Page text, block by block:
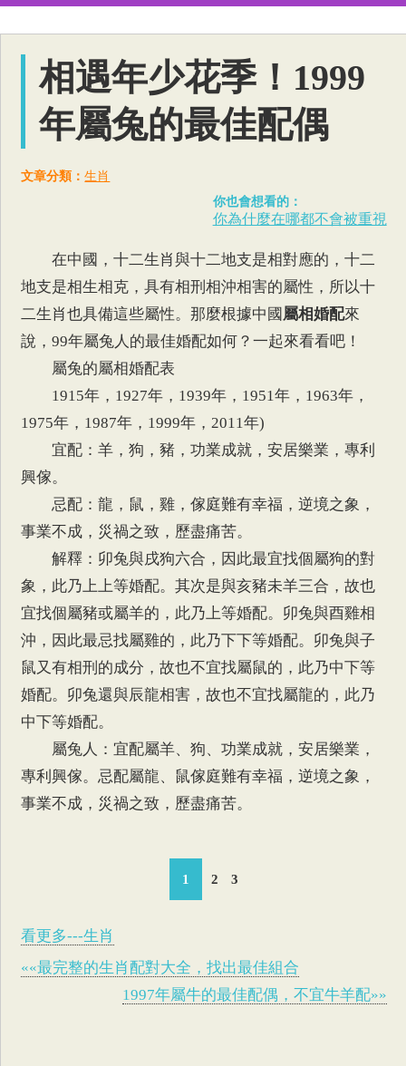
相遇年少花季！1999
年屬兔的最佳配偶
文章分類：生肖
你也會想看的：
你為什麼在哪都不會被重視
在中國，十二生肖與十二地支是相對應的，十二
地支是相生相克，具有相刑相沖相害的屬性，所以十
二生肖也具備這些屬性。那麼根據中國 屬相婚配來
說，99年屬兔人的最佳婚配如何？一起來看看吧！
屬兔的屬相婚配表
1915年，1927年，1939年，1951年，1963年，
1975年，1987年，1999年，2011年)
宜配：羊，狗，豬，功業成就，安居樂業，專利
興傢。
忌配：龍，鼠，雞，傢庭難有幸福，逆境之象，
事業不成，災禍之致，歷盡痛苦。
解釋：卯兔與戌狗六合，因此最宜找個屬狗的對
象，此乃上上等婚配。其次是與亥豬未羊三合，故也
宜找個屬豬或屬羊的，此乃上等婚配。卯兔與酉雞相
沖，因此最忌找屬雞的，此乃下下等婚配。卯兔與子
鼠又有相刑的成分，故也不宜找屬鼠的，此乃中下等
婚配。卯兔還與辰龍相害，故也不宜找屬龍的，此乃
中下等婚配。
屬兔人：宜配屬羊、狗、功業成就，安居樂業，
專利興傢。忌配屬龍、鼠傢庭難有幸福，逆境之象，
事業不成，災禍之致，歷盡痛苦。
1 2 3
看更多---生肖
««最完整的生肖配對大全，找出最佳組合
1997年屬牛的最佳配偶，不宜牛羊配»»